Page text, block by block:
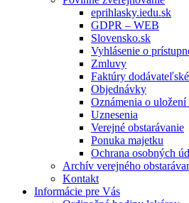
eprihlasky.iedu.sk
GDPR – WEB
Slovensko.sk
Vyhlásenie o
Zmluvy
Faktúry dodávateľské
Objednávky
Oznámenia o uložení
Uznesenia
Verejné obstarávanie
Ponuka majetku
Ochrana osobných
Archív verejného
Kontakt
Informácie pre Vás